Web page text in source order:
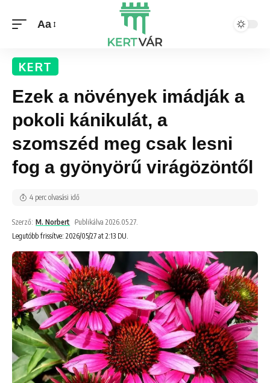
Aa
KERT
Ezek a növények imádják a
pokoli kánikulát, a
szomszéd meg csak lesni
fog a gyönyörű virágözöntől
Legutóbb frissítve: 2026/05/27 at 2:13 DU.
Szerző: M. Norbert Publikálva 2026.05.27.
4 perc olvasási idő